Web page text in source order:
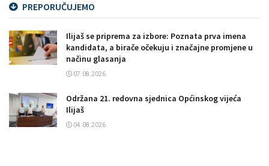
PREPORUČUJEMO
Ilijaš se priprema za izbore: Poznata prva imena
kandidata, a birače očekuju i značajne promjene u
načinu glasanja
07.08.2026.
Održana 21. redovna sjednica Općinskog vijeća
Ilijaš
04.08.2026.